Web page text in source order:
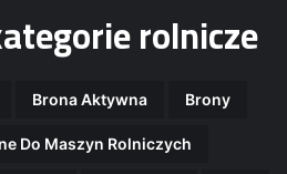
rolnicze
Brona Aktywna Brony
Do Maszyn Rolniczych